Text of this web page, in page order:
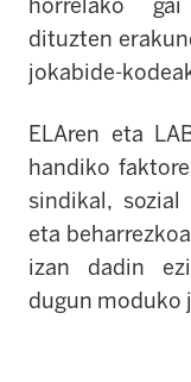
horrelako
dituzten
jokabide-
ELAren eta
handiko
sindikal,
eta
izan dadin
dugun moduko